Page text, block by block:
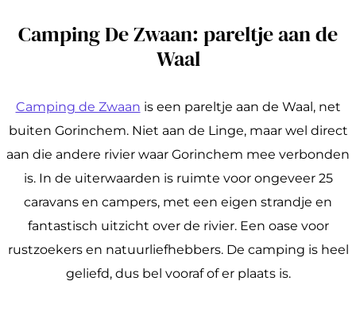
Camping De Zwaan: pareltje aan de
Waal
Camping de Zwaan is een pareltje aan de Waal, net
buiten Gorinchem. Niet aan de Linge, maar wel direct
aan die andere rivier waar Gorinchem mee verbonden
is. In de uiterwaarden is ruimte voor ongeveer 25
caravans en campers, met een eigen strandje en
fantastisch uitzicht over de rivier. Een oase voor
rustzoekers en natuurliefhebbers. De camping is heel
geliefd, dus bel vooraf of er plaats is.